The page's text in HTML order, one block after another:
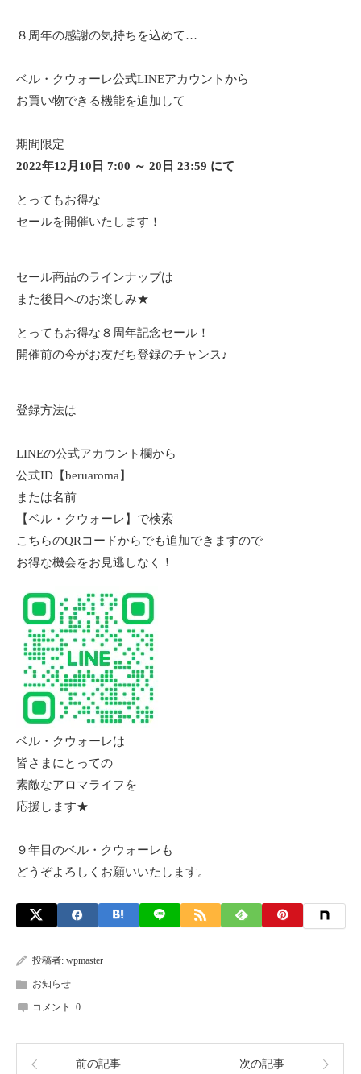
８周年の感謝の気持ちを込めて…
ベル・クウォーレ公式LINEアカウントから
お買い物できる機能を追加して
期間限定
2022年12月10日 7:00 ～ 20日 23:59 にて
とってもお得な
セールを開催いたします！
セール商品のラインナップは
また後日へのお楽しみ★
とってもお得な８周年記念セール！
開催前の今がお友だち登録のチャンス♪
登録方法は
LINEの公式アカウント欄から
公式ID【beruaroma】
または名前
【ベル・クウォーレ】で検索
こちらのQRコードからでも追加できますので
お得な機会をお見逃しなく！
ベル・クウォーレは
皆さまにとっての
素敵なアロマライフを
応援します★
９年目のベル・クウォーレも
どうぞよろしくお願いいたします。
投稿者: wpmaster
お知らせ
コメント: 0
前の記事 次の記事